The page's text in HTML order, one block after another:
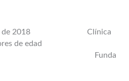
junio de 2018 Clínica
menores de edad